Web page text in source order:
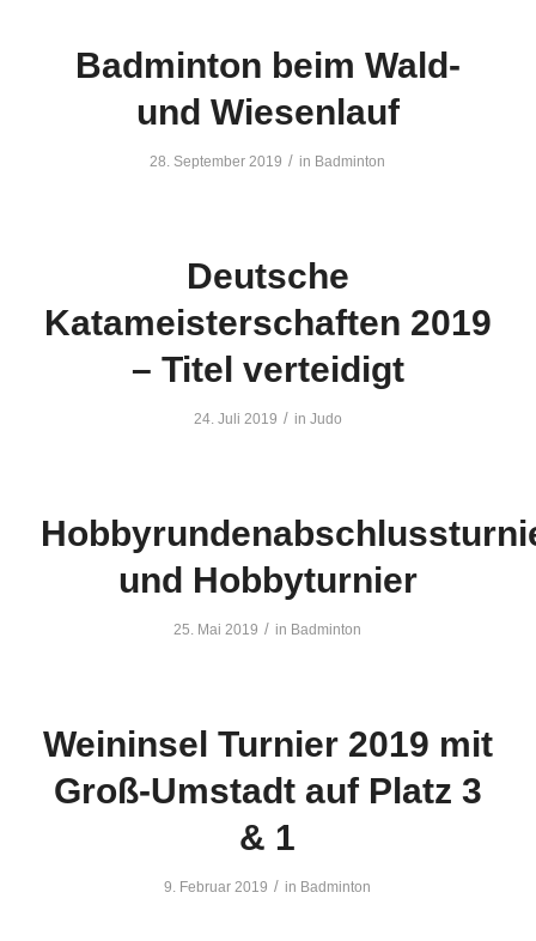
Badminton beim Wald-
und Wiesenlauf
28. September 2019 / in Badminton
Deutsche
Katameisterschaften 2019
– Titel verteidigt
24. Juli 2019 / in Judo
und Hobbyturnier
25. Mai 2019 / in Badminton
Weininsel Turnier 2019 mit
Groß-Umstadt auf Platz 3
& 1
9. Februar 2019 / in Badminton